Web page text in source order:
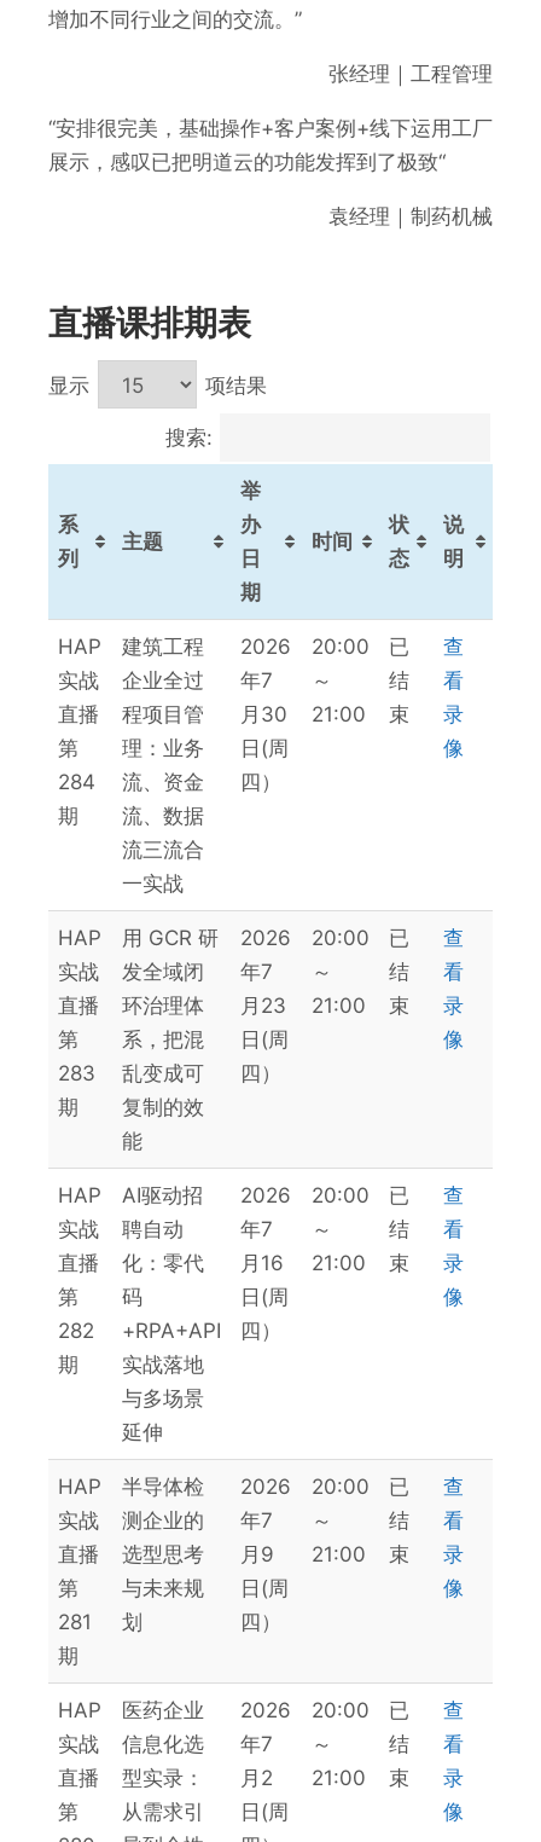
增加不同行业之间的交流。”
张经理｜工程管理
“安排很完美，基础操作+客户案例+线下运用工厂
展示，感叹已把明道云的功能发挥到了极致“
袁经理｜制药机械
直播课排期表
显示 项结果
搜索:
系
列
主题
举
办
日
期
时间
状
态
说
明
系
列
主题
举
办
日
期
时间
状
态
说
明
HAP
实战
直播
第
284
期
建筑工程
企业全过
程项目管
理：业务
流、资金
流、数据
流三流合
一实战
2026
年7
月30
日(周
四）
20:00
～
21:00
已
结
束
查
看
录
像
HAP
实战
直播
第
283
期
用 GCR 研
发全域闭
环治理体
系，把混
乱变成可
复制的效
能
2026
年7
月23
日(周
四）
20:00
～
21:00
已
结
束
查
看
录
像
HAP
实战
直播
第
282
期
AI驱动招
聘自动
化：零代
码
+RPA+API
实战落地
与多场景
延伸
2026
年7
月16
日(周
四）
20:00
～
21:00
已
结
束
查
看
录
像
HAP
实战
直播
第
281
期
半导体检
测企业的
选型思考
与未来规
划
2026
年7
月9
日(周
四）
20:00
～
21:00
已
结
束
查
看
录
像
HAP
实战
直播
第
医药企业
信息化选
型实录：
从需求引
2026
年7
月2
日(周
20:00
～
21:00
已
结
束
查
看
录
像